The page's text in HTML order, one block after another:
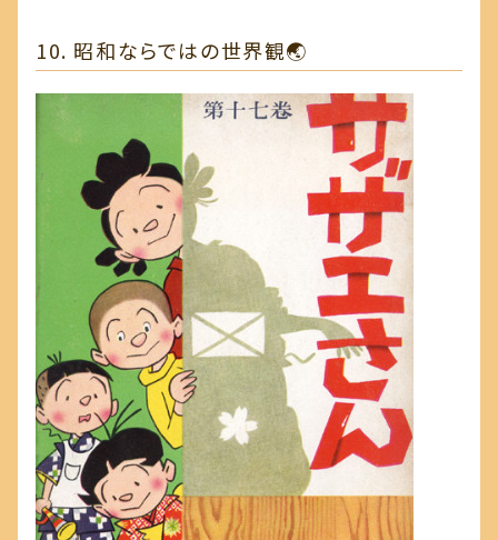
10. 昭和ならではの世界観🌏